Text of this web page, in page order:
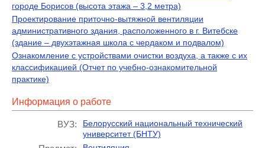
городе Борисов (высота этажа – 3,2 метра)
Проектирование приточно-вытяжной вентиляции
административного здания, расположенного в г. Витебске
(здание – двухэтажная школа с чердаком и подвалом)
Ознакомление с устройствами очистки воздуха, а также с их
классификацией (Отчет по учебно-ознакомительной
практике)
Информация о работе
ВУЗ:
Белорусский национальный технический
университет (БНТУ)